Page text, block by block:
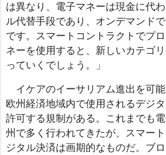
は異なり、電子マネーは現金に代
ル代替手段であり、オンデマンド
です。スマートコントラクトでプ
ネーを使用すると、新しいカテゴ
っていくでしょう。」
イケアのイーサリアム進出を可能
欧州経済地域内で使用されるデジ
許可する規制がある。これまでも
州で多く行われてきたが、スマー
ジタル決済は画期的なものだ。ブ